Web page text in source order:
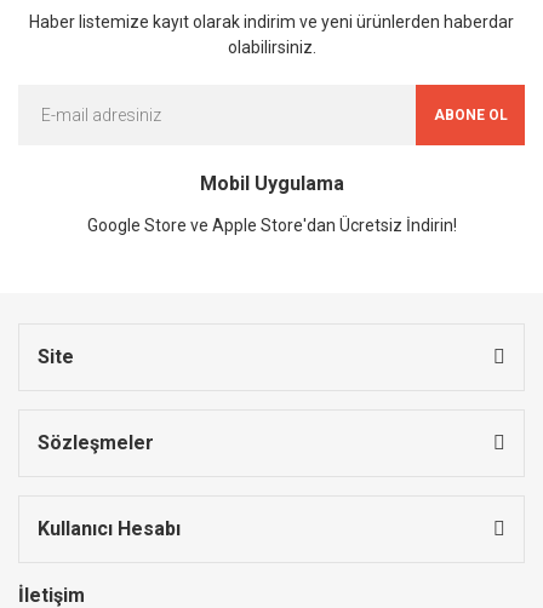
Haber listemize kayıt olarak indirim ve yeni ürünlerden haberdar
olabilirsiniz.
ABONE OL
Mobil Uygulama
Google Store ve Apple Store'dan Ücretsiz İndirin!
Site
Sözleşmeler
Kullanıcı Hesabı
İletişim